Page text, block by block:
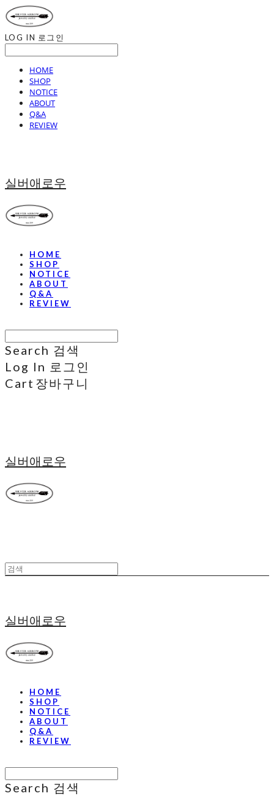
LOG IN 로그인
HOME
SHOP
NOTICE
ABOUT
Q&A
REVIEW
실버애로우
HOME
SHOP
NOTICE
ABOUT
Q&A
REVIEW
Search 검색
Log In 로그인
Cart 장바구니
실버애로우
실버애로우
HOME
SHOP
NOTICE
ABOUT
Q&A
REVIEW
Search 검색